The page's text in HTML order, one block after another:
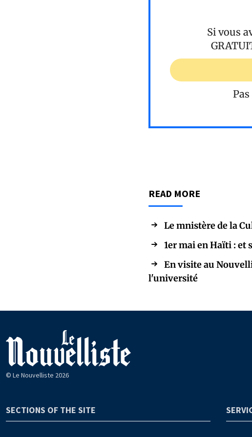
Si vous
READ MORE
Le mnistère de la
1er mai en Haïti : et
En visite au
l'université
© Le Nouvelliste 2026
SECTIONS OF THE SITE